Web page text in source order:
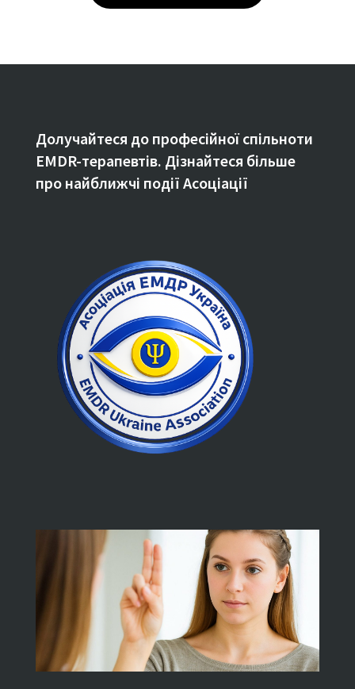
Долучайтеся до професійної спільноти
EMDR-терапевтів. Дізнайтеся більше
про найближчі події Асоціації